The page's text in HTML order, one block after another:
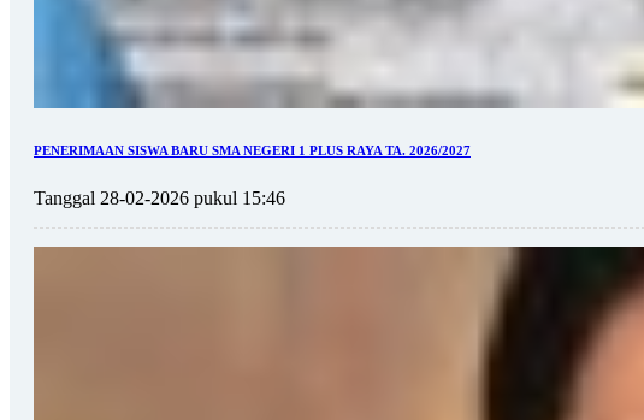
PENERIMAAN SISWA BARU SMA NEGERI 1 PLUS RAYA TA. 2026/2027
Tanggal 28-02-2026 pukul 15:46